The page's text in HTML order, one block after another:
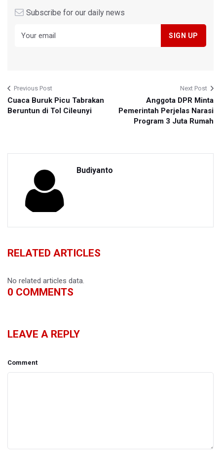
Subscribe for our daily news
Previous Post
Cuaca Buruk Picu Tabrakan
Beruntun di Tol Cileunyi
Next Post
Anggota DPR Minta
Pemerintah Perjelas Narasi
Program 3 Juta Rumah
Budiyanto
RELATED ARTICLES
No related articles data.
0 COMMENTS
LEAVE A REPLY
Comment